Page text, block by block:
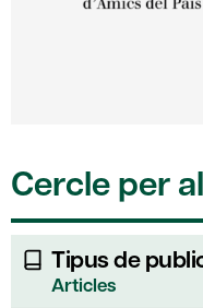
Cercle per
Tipus de
Articles